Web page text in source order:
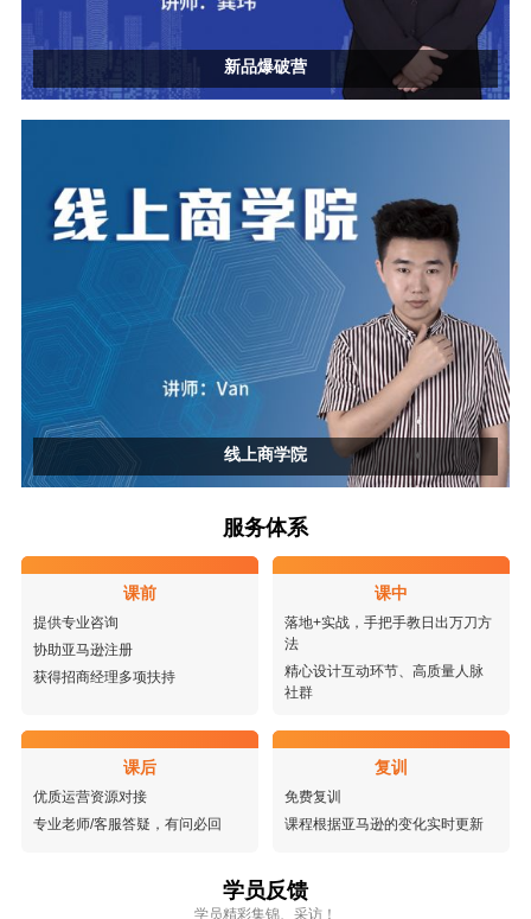
新品爆破营
线上商学院
服务体系
课前
提供专业咨询
协助亚马逊注册
获得招商经理多项扶持
课中
落地+实战，手把手教日出万刀方
法
精心设计互动环节、高质量人脉
社群
课后
优质运营资源对接
专业老师/客服答疑，有问必回
复训
免费复训
课程根据亚马逊的变化实时更新
学员反馈
学员精彩集锦、采访！